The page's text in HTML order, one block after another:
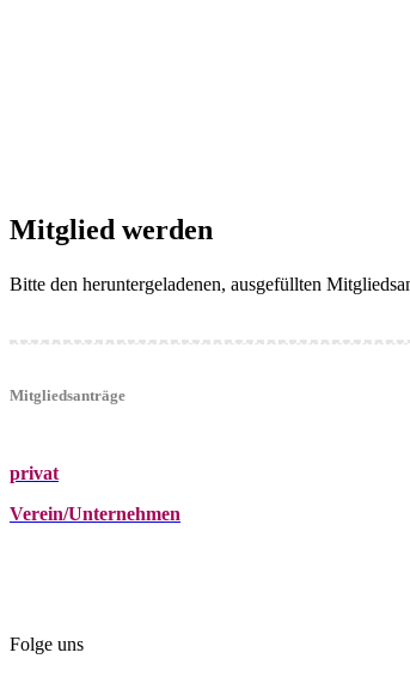
Mitglied werden
Bitte den heruntergeladenen, ausgefüllten
Mitgliedsanträge
privat
Verein/Unternehmen
Folge uns